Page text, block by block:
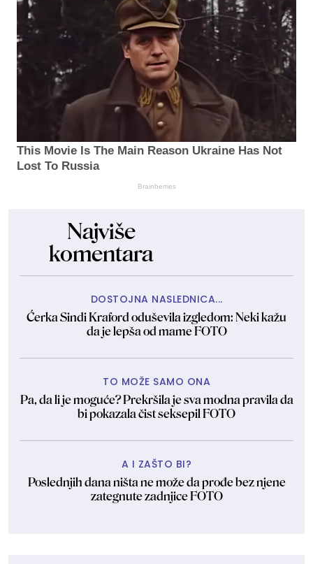
This Movie Is The Main Reason Ukraine Has Not
Lost To Russia
Brainberries
Najviše
komentara
DOSTOJNA NASLEDNICA...
Ćerka Sindi Kraford oduševila izgledom: Neki kažu
da je lepša od mame FOTO
TO MOŽE SAMO ONA
Pa, da li je moguće? Prekršila je sva modna pravila da
bi pokazala čist seksepil FOTO
A I ZAŠTO BI?
Poslednjih dana ništa ne može da prođe bez njene
zategnute zadnjice FOTO